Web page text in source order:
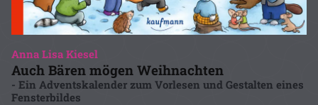
Anna Lisa Kiesel
Auch Bären mögen Weihnachten
- Ein Adventskalender zum Vorlesen und Gestalten eines
Fensterbildes